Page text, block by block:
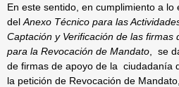
En este sentido, en cumplimiento a
del Anexo Técnico para las
Captación y Verificación de las firmas
para la Revocación de Mandato , se
de firmas de apoyo de la ciudadanía
la petición de Revocación de